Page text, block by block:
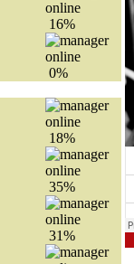
16%
0%
18%
35%
31%